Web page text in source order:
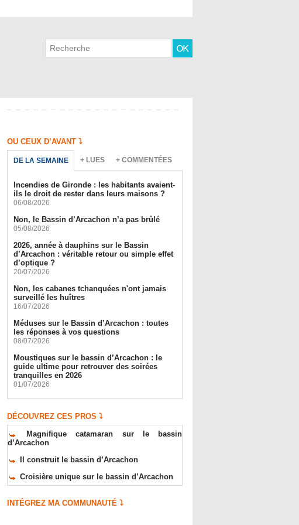
OU CEUX D’AVANT ⤵️
DE LA SEMAINE + LUES + COMMENTÉES
Incendies de Gironde : les habitants avaient-
ils le droit de rester dans leurs maisons ?
06/08/2026
Non, le Bassin d’Arcachon n’a pas brûlé
05/08/2026
2026, année à dauphins sur le Bassin
d’Arcachon : véritable retour ou simple effet
d’optique ?
20/07/2026
Non, les cabanes tchanquées n'ont jamais
surveillé les huîtres
16/07/2026
Méduses sur le Bassin d’Arcachon : toutes
les réponses à vos questions
08/07/2026
Moustiques sur le bassin d’Arcachon : le
guide ultime pour retrouver des soirées
tranquilles en 2026
01/07/2026
DÉCOUVREZ CES PROS ⤵️
Magnifique catamaran sur le bassin
d’Arcachon
Il construit le bassin d’Arcachon
Croisière unique sur le bassin d’Arcachon
INTÉGREZ MA COMMUNAUTÉ ⤵️